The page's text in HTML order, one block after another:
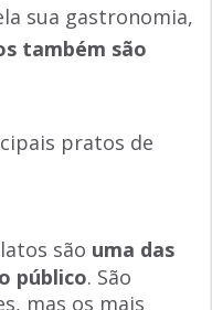
sua gastronomia,
também são
pratos de
são uma das
público. São
mas os mais